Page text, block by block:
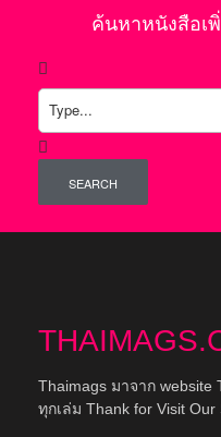
ค้นหาหนังสือเ
SEARCH
Thaimags มาจาก
ทุกเล่ม Thank for Visit Our